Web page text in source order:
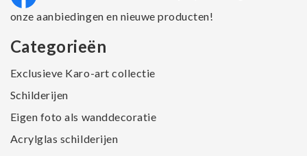
onze aanbiedingen en nieuwe producten!
Categorieën
Exclusieve Karo-art collectie
Schilderijen
Eigen foto als wanddecoratie
Acrylglas schilderijen